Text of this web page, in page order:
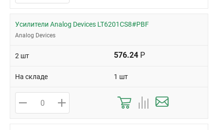
Усилители Analog Devices LT6201CS8#PBF
Analog Devices
2 шт 576.24 Р
На складе 1 шт